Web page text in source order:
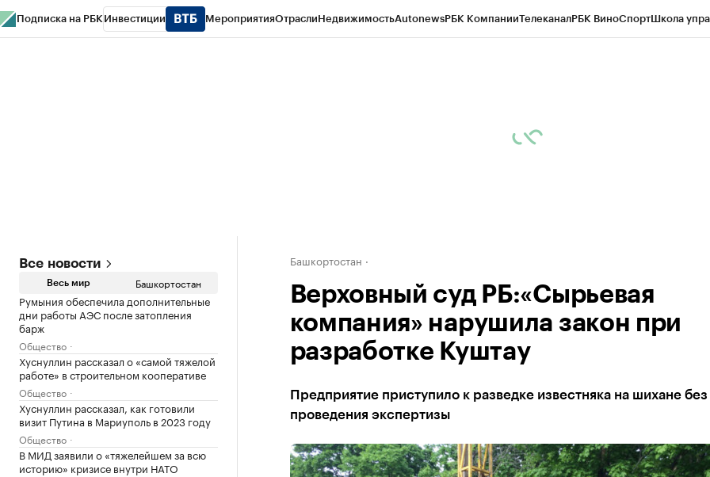
Подписка на РБК Инвестиции МероприятияОтраслиНедвижимостьAutonewsРБК КомпанииТелеканалРБК ВиноСпортШкола
Все новости
Весь мир Башкортостан
Румыния обеспечила дополнительные
дни работы АЭС после затопления
барж
Общество
Хуснуллин рассказал о «самой тяжелой
работе» в строительном кооперативе
Общество
Хуснуллин рассказал, как готовили
визит Путина в Мариуполь в 2023 году
Общество
В МИД заявили о «тяжелейшем за всю
историю» кризисе внутри НАТО
Башкортостан
Верховный суд РБ:«Сырьевая
компания» нарушила закон при
разработке Куштау
Предприятие приступило к разведке известняка на шихане без
проведения экспертизы